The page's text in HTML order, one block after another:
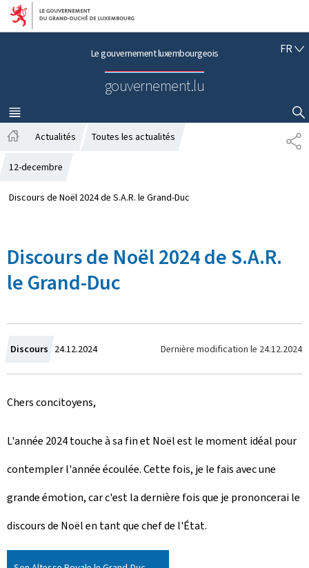
Aller au menu principal
Aller au contenu
Le gouvernement luxembourgeois
gouvernement.lu
FRF
Ç
A
I
S
MENU
PRINCIPAL
AFFICHER / MASQUER LA RECHERCHE
P
A
c
u
Actualités Toutes les actualités
12-decembre
Discours de Noël 2024 de S.A.R. le Grand-Duc
Discours de Noël 2024 de S.A.R.
le Grand-Duc
Discours C
r
é
24.12.2024 Dernière modification le 24.12.2024
Chers concitoyens,
L'année 2024 touche à sa fin et Noël est le moment idéal pour
contempler l'année écoulée. Cette fois, je le fais avec une
grande émotion, car c'est la dernière fois que je prononcerai le
discours de Noël en tant que chef de l'État.